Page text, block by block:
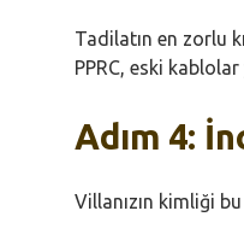
Tadilatın en zorlu
PPRC, eski
Adım 4:
Villanızın kimliği